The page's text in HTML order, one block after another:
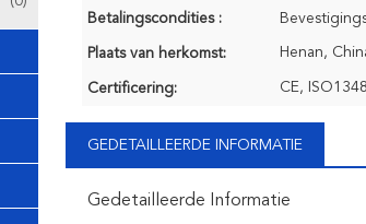
Betalingscondities :
Plaats van herkomst: Henan,
Certificering: CE,
GEDETAILLEERDE INFORMATIE
Gedetailleerde Informatie